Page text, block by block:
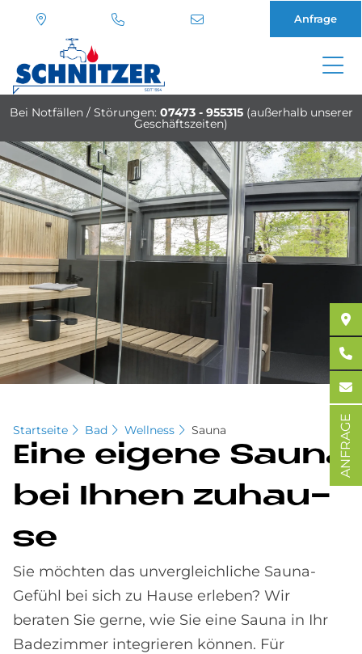
zum
Anfrage
Bei Notfällen / Störungen: 07473 - 955315 (außerhalb unserer
Geschäftszeiten)
Startseite Bad Wellness Sauna
Eine ei­ge­ne Sau­na
bei Ih­nen zu­hau­
se
Sie möchten das unvergleichliche Sauna-
Gefühl bei sich zu Hause erleben? Wir
beraten Sie gerne, wie Sie eine Sauna in Ihr
Badezimmer integrieren können. Für
ANFRAGE